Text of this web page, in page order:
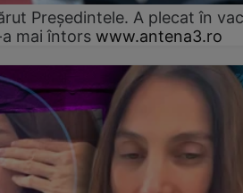
Președintele. A plecat în
mai întors www.antena3.ro